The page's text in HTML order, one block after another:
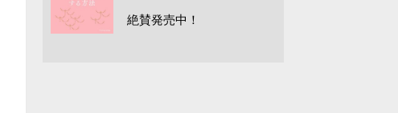
絶賛発売中！